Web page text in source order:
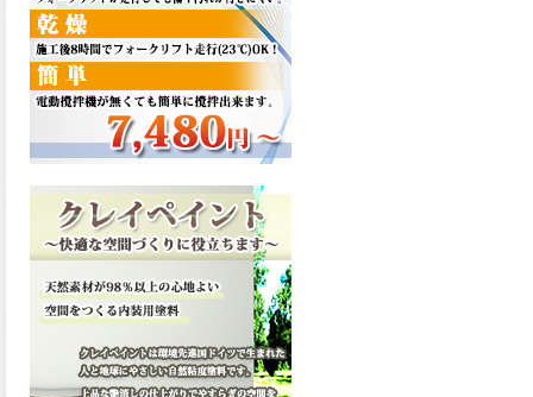
2026.05.26
コンクリート特有の質感やム
ラ感と溶け合うように広がる
色彩が床と壁を印象的に仕上
げる、アクアカラー デュオト
ーンが新しく販売開始致しま
2026.03.13
滑らかな塗膜は従来の屋根用
塗料と比べ、滑らかな塗膜表
面を形成し、光沢が高く、抜
群の仕上がり性を提供、一液
プレミアムルーフシリコンが
新しく販売開始致しました。
ご購入はこちらから。